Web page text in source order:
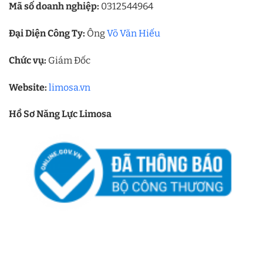
Mã số doanh nghiệp: 0312544964
Đại Diện Công Ty: ÔngVõ Văn Hiếu
Chức vụ: Giám Đốc
Website: limosa.vn
Hồ Sơ Năng Lực Limosa